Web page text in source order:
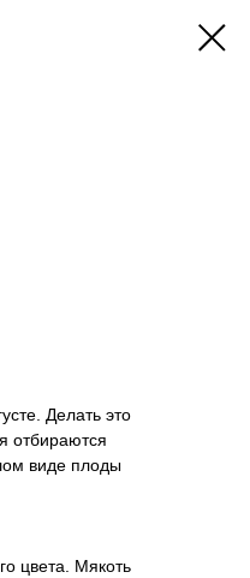
Делать это
отбираются
виде плоды
цвета. Мякоть